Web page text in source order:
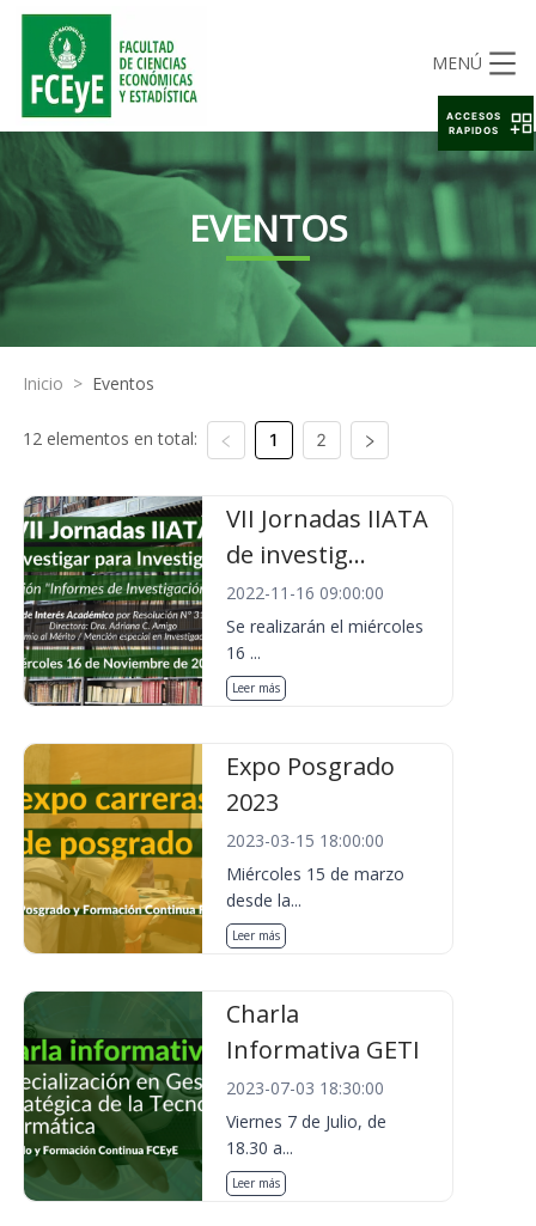
MENÚ
EVENTOS
Inicio > Eventos
12 elementos en total: 1 2
VII Jornadas IIATA
de investig...
2022-11-16 09:00:00
Se realizarán el miércoles
16 ...
Leer más
Expo Posgrado
2023
2023-03-15 18:00:00
Miércoles 15 de marzo
desde la...
Leer más
Charla
Informativa GETI
2023-07-03 18:30:00
Viernes 7 de Julio, de
18.30 a...
Leer más
ACCESOS
RAPIDOS